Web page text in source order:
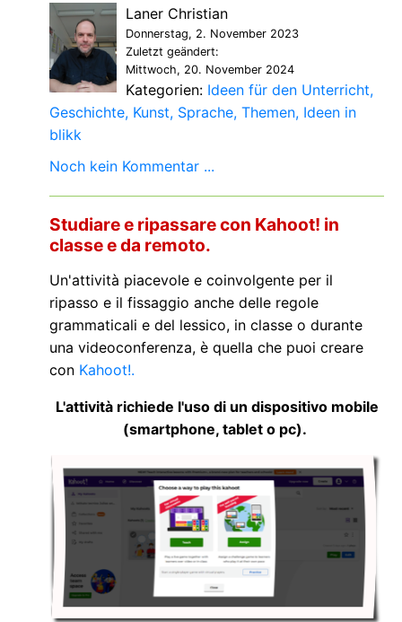
Laner Christian
Donnerstag, 2. November 2023
Zuletzt geändert:
Mittwoch, 20. November 2024
Kategorien: Ideen für den Unterricht
Geschichte Kunst Sprache Themen Ideen in
blikk
Noch kein Kommentar ...
Studiare e ripassare con Kahoot! in
classe e da remoto.
Un'attività piacevole e coinvolgente per il
ripasso e il fissaggio anche delle regole
grammaticali e del lessico, in classe o durante
una videoconferenza, è quella che puoi creare
con Kahoot!.
L'attività richiede l'uso di un dispositivo mobile
(smartphone, tablet o pc).